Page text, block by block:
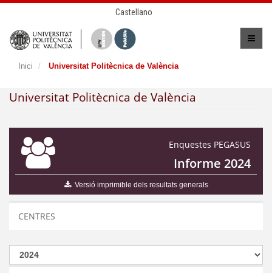
Castellano
Inici Universitat Politècnica de València
Universitat Politècnica de València
Enquestes PEGASUS
Informe 2024
Versió imprimible dels resultats generals
CENTRES